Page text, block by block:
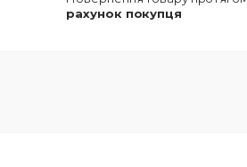
рахунок покупця